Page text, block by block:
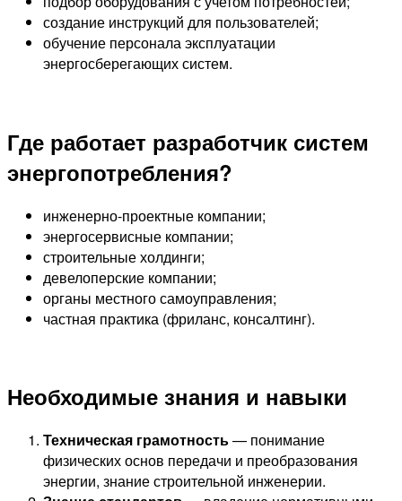
создание инструкций для пользователей;
обучение персонала эксплуатации
энергосберегающих систем.
Где работает разработчик систем
энергопотребления?
инженерно-проектные компании;
энергосервисные компании;
строительные холдинги;
девелоперские компании;
органы местного самоуправления;
частная практика (фриланс, консалтинг).
Необходимые знания и навыки
Техническая грамотность— понимание
физических основ передачи и преобразования
энергии, знание строительной инженерии.